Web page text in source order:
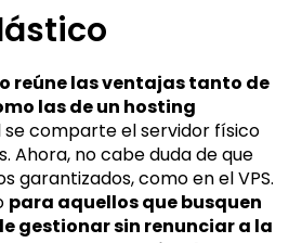
reúne las ventajas tanto de
las de un hosting
se comparte el servidor físico
Ahora, no cabe duda de que
garantizados, como en el VPS.
para aquellos que busquen
gestionar sin renunciar a la